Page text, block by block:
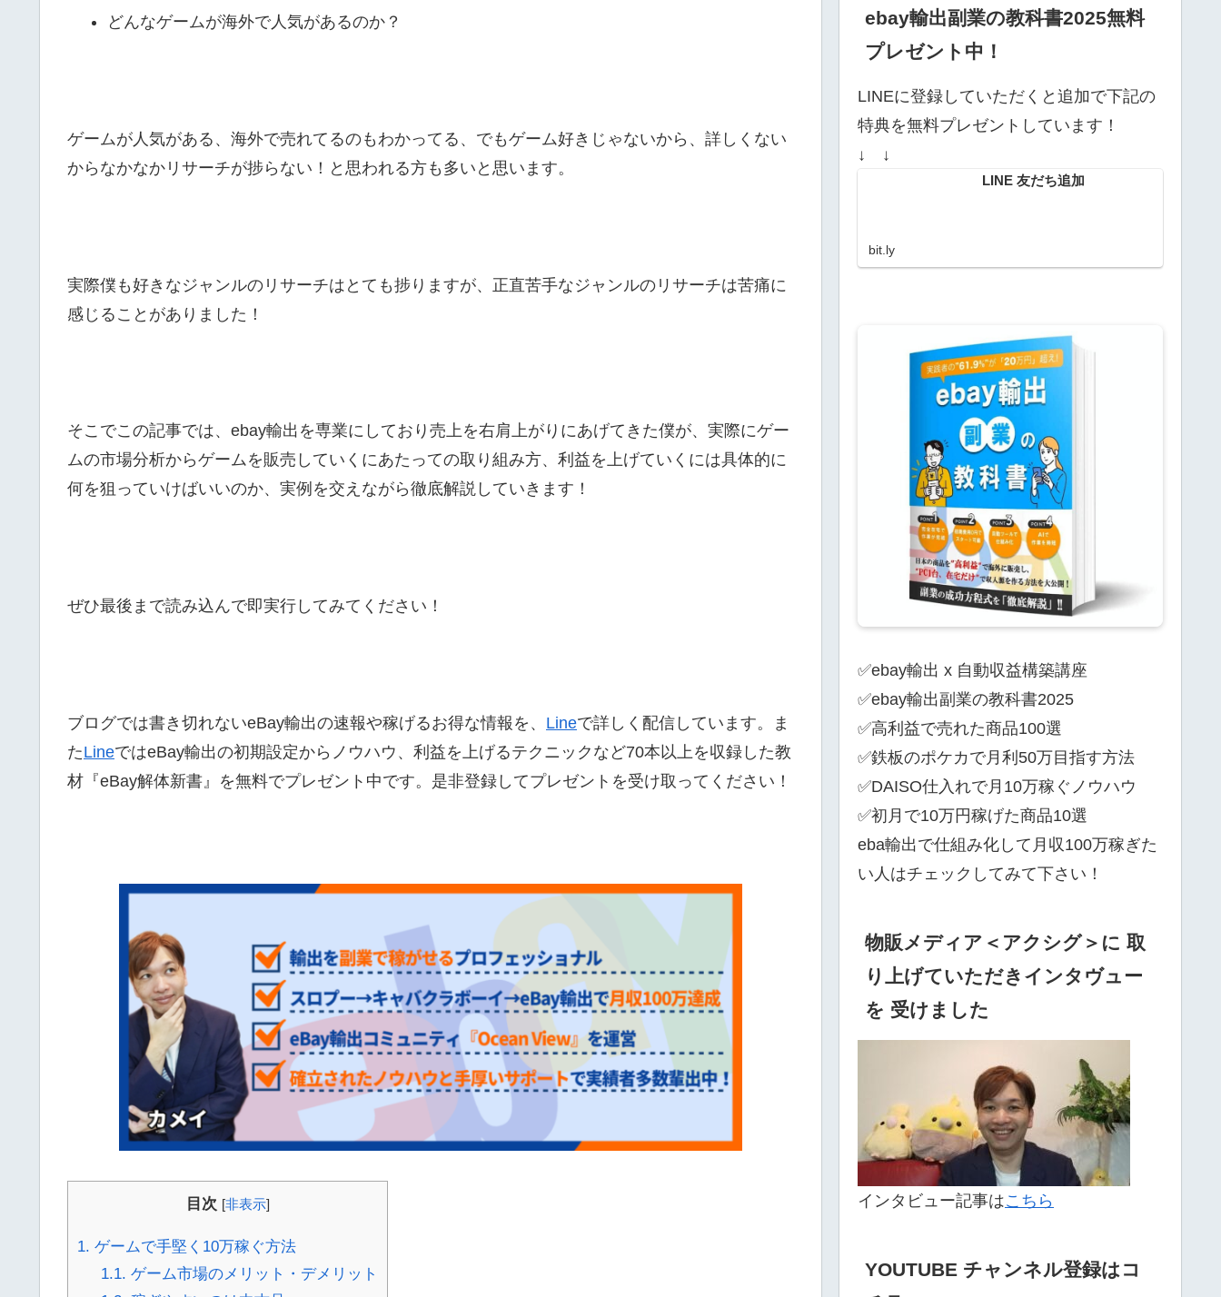
どんなゲームが海外で人気があるのか？
ゲームが人気がある、海外で売れてるのもわかってる、でもゲーム好きじゃないから、詳しくない
からなかなかリサーチが捗らない！と思われる方も多いと思います。
実際僕も好きなジャンルのリサーチはとても捗りますが、正直苦手なジャンルのリサーチは苦痛に
感じることがありました！
そこでこの記事では、ebay輸出を専業にしており売上を右肩上がりにあげてきた僕が、実際にゲー
ムの市場分析からゲームを販売していくにあたっての取り組み方、利益を上げていくには具体的に
何を狙っていけばいいのか、実例を交えながら徹底解説していきます！
ぜひ最後まで読み込んで即実行してみてください！
ブログでは書き切れないeBay輸出の速報や稼げるお得な情報を、 Lineで詳しく配信しています。ま
たLineではeBay輸出の初期設定からノウハウ、利益を上げるテクニックなど70本以上を収録した教
材『eBay解体新書』を無料でプレゼント中です。是非登録してプレゼントを受け取ってください！
目次 [非表示]
1. ゲームで手堅く10万稼ぐ方法
1.1. ゲーム市場のメリット・デメリット
ebay輸出副業の教科書2025無料
プレゼント中！
LINEに登録していただくと追加で下記の
特典を無料プレゼントしています！
↓ ↓
LINE 友だち追加
bit.ly
✅ebay輸出 x 自動収益構築講座
✅ebay輸出副業の教科書2025
✅高利益で売れた商品100選
✅鉄板のポケカで月利50万目指す方法
✅DAISO仕入れで月10万稼ぐノウハウ
✅初月で10万円稼げた商品10選
eba輸出で仕組み化して月収100万稼ぎた
い人はチェックしてみて下さい！
物販メディア＜アクシグ＞に 取
り上げていただきインタヴュー
を 受けました
インタビュー記事はこちら
YOUTUBE チャンネル登録はコ